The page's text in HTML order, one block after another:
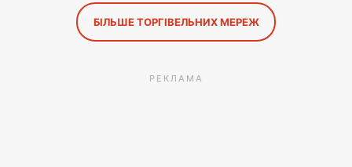
БІЛЬШЕ ТОРГІВЕЛЬНИХ МЕРЕЖ
РЕКЛАМА